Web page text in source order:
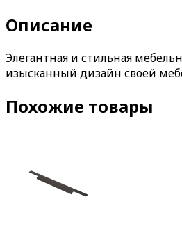
Описание
Элегантная и стильная
изысканный дизайн своей
Похожие товары